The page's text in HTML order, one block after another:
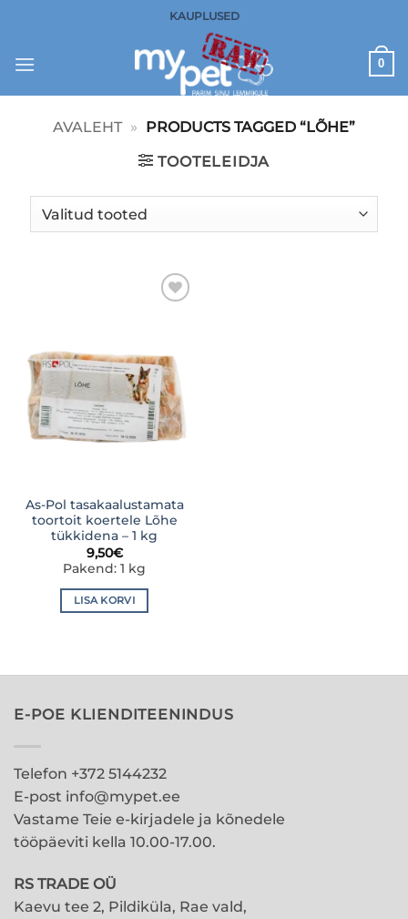
content
KAUPLUSED
0
AVALEHT » PRODUCTS TAGGED “LÕHE”
TOOTELEIDJA
As-Pol tasakaalustamata
toortoit koertele Lõhe
tükkidena – 1 kg
9,50€
Pakend: 1 kg
LISA KORVI
E-POE KLIENDITEENINDUS
Telefon +372 5144232
E-post info@mypet.ee
Vastame Teie e-kirjadele ja kõnedele
tööpäeviti kella 10.00-17.00.
RS TRADE OÜ
Kaevu tee 2, Pildiküla, Rae vald,